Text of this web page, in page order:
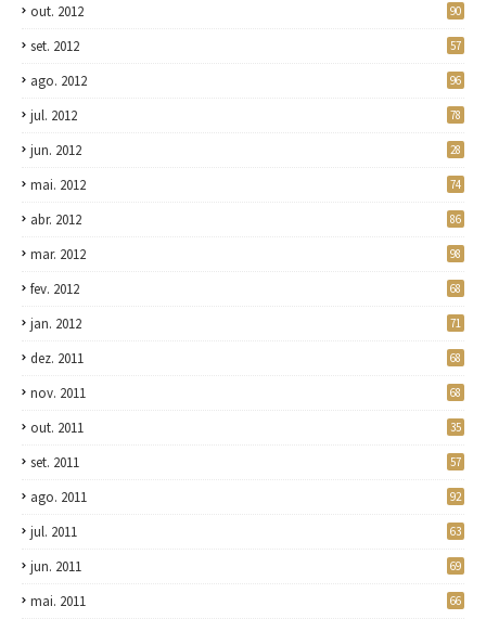
out. 2012 90
set. 2012 57
ago. 2012 96
jul. 2012 78
jun. 2012 28
mai. 2012 74
abr. 2012 86
mar. 2012 98
fev. 2012 68
jan. 2012 71
dez. 2011 68
nov. 2011 68
out. 2011 35
set. 2011 57
ago. 2011 92
jul. 2011 63
jun. 2011 69
mai. 2011 66